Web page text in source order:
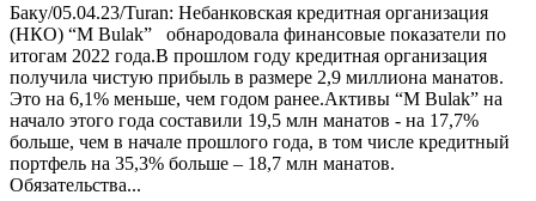
Баку/05.04.23/Turan: Небанковская кредитная организация
(НКО) “M Bulak” обнародовала финансовые показатели по
итогам 2022 года.В прошлом году кредитная организация
получила чистую прибыль в размере 2,9 миллиона манатов.
Это на 6,1% меньше, чем годом ранее.Активы “M Bulak” на
начало этого года составили 19,5 млн манатов - на 17,7%
больше, чем в начале прошлого года, в том числе кредитный
портфель на 35,3% больше – 18,7 млн манатов.
Обязательства...